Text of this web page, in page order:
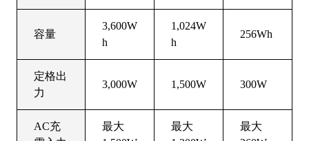
容量
3,600W
h
1,024W
h
256Wh
定格出
力
3,000W 1,500W 300W
AC充
最大
最大
最大